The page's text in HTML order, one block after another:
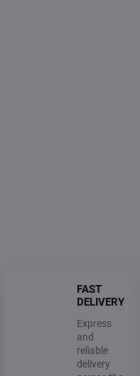
FAST
DELIVERY
Express
and
reliable
delivery